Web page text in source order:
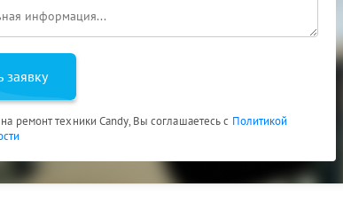
заявку
ремонт техники Candy, Вы соглашаетесь с Политикой